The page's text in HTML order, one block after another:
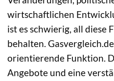
wirtschaftlichen
ist es schwierig, all diese
behalten.
orientierende Funktion.
Angebote und eine